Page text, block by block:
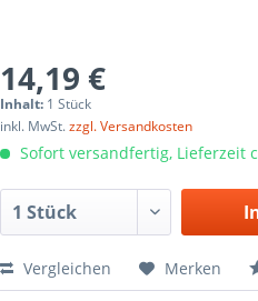
14,19 €
Inhalt: 1 Stück
inkl. MwSt.zzgl. Versandkosten
Sofort versandfertig, Lieferzeit
Vergleichen Merken